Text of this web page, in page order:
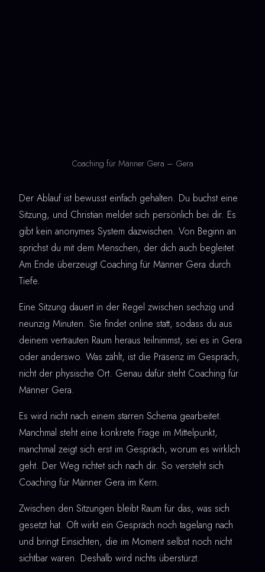
Coaching für Männer Gera – Gera
Der Ablauf ist bewusst einfach gehalten. Du buchst eine
Sitzung, und Christian meldet sich persönlich bei dir. Es
gibt kein anonymes System dazwischen. Von Beginn an
sprichst du mit dem Menschen, der dich auch begleitet.
Am Ende überzeugt Coaching für Männer Gera durch
Tiefe.
Eine Sitzung dauert in der Regel zwischen sechzig und
neunzig Minuten. Sie findet online statt, sodass du aus
deinem vertrauten Raum heraus teilnimmst, sei es in Gera
oder anderswo. Was zählt, ist die Präsenz im Gespräch,
nicht der physische Ort. Genau dafür steht Coaching für
Männer Gera.
Es wird nicht nach einem starren Schema gearbeitet.
Manchmal steht eine konkrete Frage im Mittelpunkt,
manchmal zeigt sich erst im Gespräch, worum es wirklich
geht. Der Weg richtet sich nach dir. So versteht sich
Coaching für Männer Gera im Kern.
Zwischen den Sitzungen bleibt Raum für das, was sich
gesetzt hat. Oft wirkt ein Gespräch noch tagelang nach
und bringt Einsichten, die im Moment selbst noch nicht
sichtbar waren. Deshalb wird nichts überstürzt.